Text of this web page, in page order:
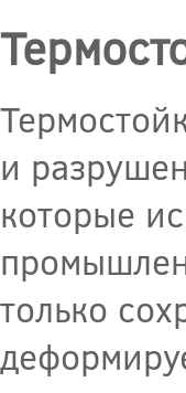
и
которые
только